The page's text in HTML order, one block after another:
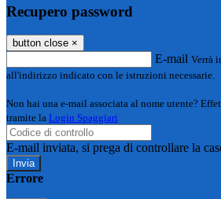
Recupero password
button close ×
E-mail Verrà
all'indirizzo indicato con le istruzioni necessarie.
Non hai una e-mail associata al nome utente?
tramite la Login Spaggiari
E-mail inviata, si prega di controllare la
Errore